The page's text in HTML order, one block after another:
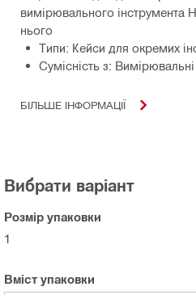
вимірювального інструмента
нього
Типи: Кейси для окремих
Сумісність з:
БІЛЬШЕ ІНФОРМАЦІЇ
Вибрати варіант
Розмір упаковки
1
Вміст упаковки